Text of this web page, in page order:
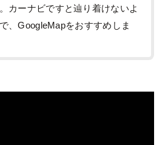
カーナビですと辿り着けないよ
、GoogleMapをおすすめしま